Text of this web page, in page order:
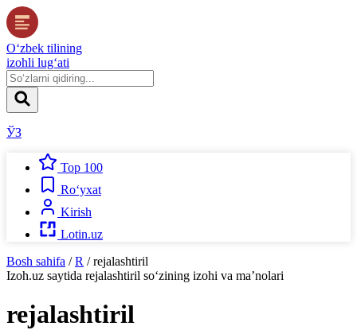
O‘zbek tilining
izohli lug‘ati
ЎЗ
Top 100
Ro‘yxat
Kirish
Lotin.uz
Bosh sahifa / R / rejalashtiril
Izoh.uz saytida rejalashtiril so‘zining izohi va ma’nolari
rejalashtiril